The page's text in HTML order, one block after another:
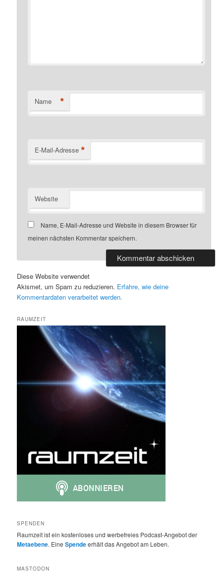
Name *
E-Mail-Adresse *
Website
Name, E-Mail-Adresse und Website in diesem Browser für
meinen nächsten Kommentar speichern.
Diese Website verwendet
Akismet, um Spam zu reduzieren. Erfahre, wie deine
Kommentardaten verarbeitet werden.
RAUMZEIT
SPENDEN
Raumzeit ist ein kostenloses und werbefreies Podcast-Angebot der
Metaebene. EineSpendeerhält das Angebot am Leben.
MASTODON